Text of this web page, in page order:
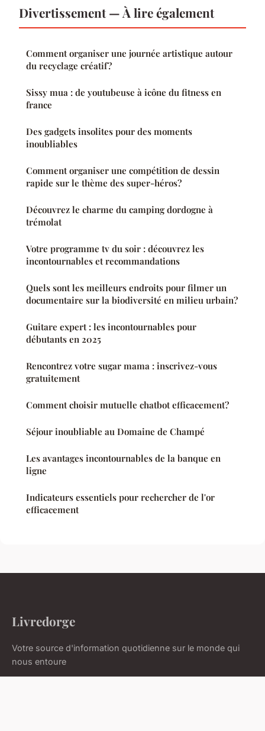
Divertissement — À lire également
Comment organiser une journée artistique autour
du recyclage créatif?
Sissy mua : de youtubeuse à icône du fitness en
france
Des gadgets insolites pour des moments
inoubliables
Comment organiser une compétition de dessin
rapide sur le thème des super-héros?
Découvrez le charme du camping dordogne à
trémolat
Votre programme tv du soir : découvrez les
incontournables et recommandations
Quels sont les meilleurs endroits pour filmer un
documentaire sur la biodiversité en milieu urbain?
Guitare expert : les incontournables pour
débutants en 2025
Rencontrez votre sugar mama : inscrivez-vous
gratuitement
Comment choisir mutuelle chatbot efficacement?
Séjour inoubliable au Domaine de Champé
Les avantages incontournables de la banque en
ligne
Indicateurs essentiels pour rechercher de l'or
efficacement
Livredorge
Votre source d'information quotidienne sur le monde qui
nous entoure